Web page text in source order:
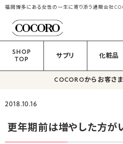
福岡博多にある女性の一生に寄り添う通販会社
SHOP
TOP
サプリ 化粧品
COCOROからお客さ
2018.10.16
更年期前は増やした方が